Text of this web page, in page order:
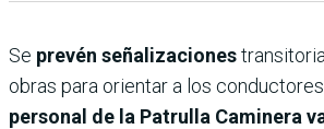
Se prevén señalizaciones
obras para orientar a los conductores.
personal de la Patrulla Caminera